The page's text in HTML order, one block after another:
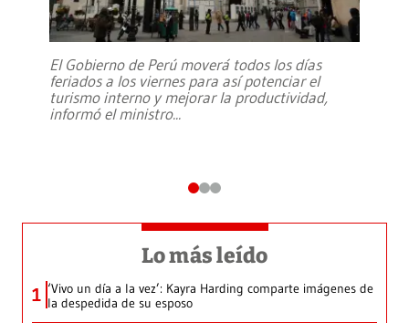
El Gobierno de Perú moverá todos los días
feriados a los viernes para así potenciar el
turismo interno y mejorar la productividad,
informó el ministro...
Lo más leído
1 ‘Vivo un día a la vez’: Kayra Harding comparte imágenes de
la despedida de su esposo